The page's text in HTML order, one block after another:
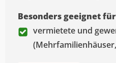
Besonders geeignet
vermietete und